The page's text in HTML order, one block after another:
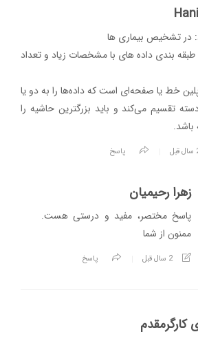
در تشخیص بیماری ها
بندی داده های با مشخصات زیاد و تعداد
خط یا صفحه‌ای است که داده‌ها را به دو یا
تقسیم می‌کند و باید بزرگترین حاشیه را
باشد.
پاسخ
زهرا رحیمیان
پاسخ مختصر، مفید و درستی هست.
ممنون از شما
2 سال قبل پاسخ
کارگرمقدم